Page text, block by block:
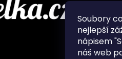
Soubory
nejlepší
nápisem
náš web
O nás
Často